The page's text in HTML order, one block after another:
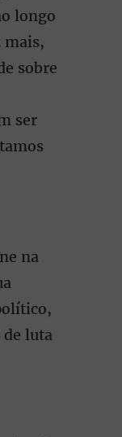
longo
mais,
sobre
ser
na
de luta